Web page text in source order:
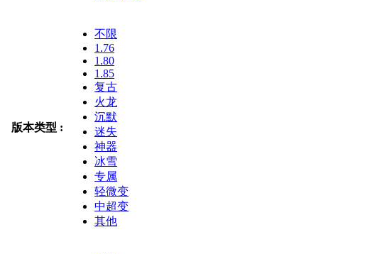
版本类型 :
不限
1.76
1.80
1.85
复古
火龙
沉默
迷失
神器
冰雪
专属
轻微变
中超变
其他